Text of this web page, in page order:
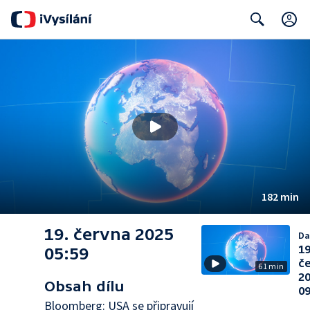
182 min
19. června 2025
05:59
Obsah dílu
Bloomberg: USA se připravují
61 min